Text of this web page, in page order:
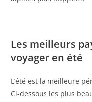
Les meilleurs
voyager en été
L’été est la meilleure
Ci-dessous les plus